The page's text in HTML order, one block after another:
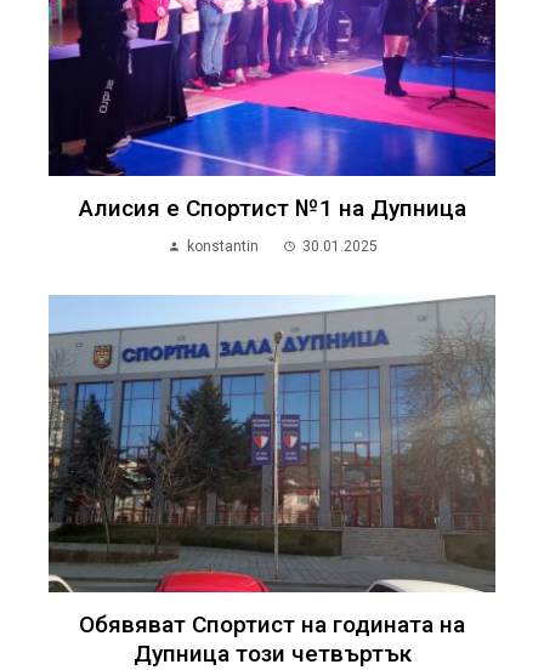
Алисия е Спортист №1 на Дупница
konstantin 30.01.2025
Обявяват Спортист на годината на
Дупница този четвъртък